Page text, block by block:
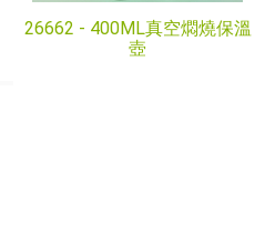
26662 - 400ML真空燜燒保溫
壺